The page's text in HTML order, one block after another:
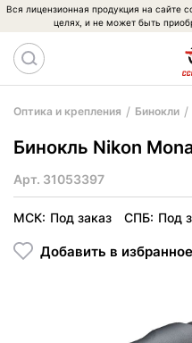
Вся лицензионная продукция на сайте
целях, и не может быть
Оптика и крепления Бинокли
Бинокль Nikon
Арт. 31053397
МСК: Под заказ СПБ: Под
Добавить в избранное